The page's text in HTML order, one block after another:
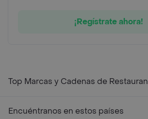
¡Regístrate ahora!
Top Marcas y Cadenas de
Encuéntranos en estos países